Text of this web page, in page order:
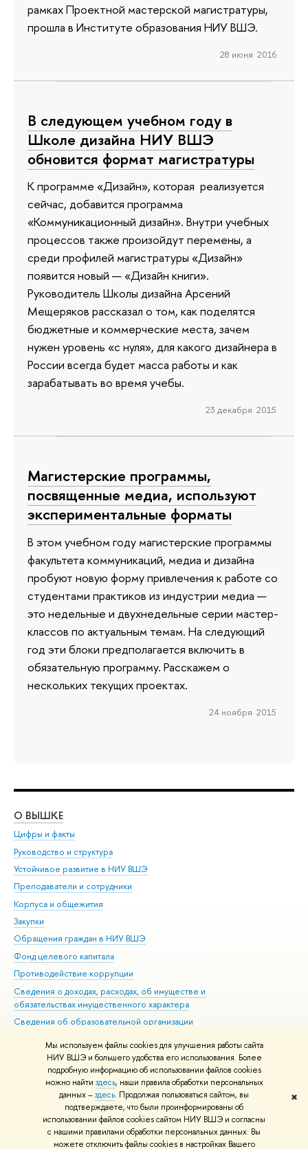
Мы используем файлы cookies для улучшения работы сайта
НИУ ВШЭ и большего удобства его использования. Более
подробную информацию об использовании файлов cookies
можно найти здесь, наши правила обработки персональных
данных –здесь. Продолжая пользоваться сайтом, вы
подтверждаете, что были проинформированы об
использовании файлов cookies сайтом НИУ ВШЭ и согласны
с нашими правилами обработки персональных данных. Вы
можете отключить файлы cookies в настройках Вашего
✖
рамках Проектной мастерской магистратуры,
прошла в Институте образования НИУ ВШЭ.
28 июня 2016
В следующем учебном году в
Школе дизайна НИУ ВШЭ
обновится формат магистратуры
К программе «Дизайн», которая реализуется
сейчас, добавится программа
«Коммуникационный дизайн». Внутри учебных
процессов также произойдут перемены, а
среди профилей магистратуры «Дизайн»
появится новый — «Дизайн книги».
Руководитель Школы дизайна Арсений
Мещеряков рассказал о том, как поделятся
бюджетные и коммерческие места, зачем
нужен уровень «с нуля», для какого дизайнера в
России всегда будет масса работы и как
зарабатывать во время учебы.
23 декабря 2015
Магистерские программы,
посвященные медиа, используют
экспериментальные форматы
В этом учебном году магистерские программы
факультета коммуникаций, медиа и дизайна
пробуют новую форму привлечения к работе со
студентами практиков из индустрии медиа —
это недельные и двухнедельные серии мастер-
классов по актуальным темам. На следующий
год эти блоки предполагается включить в
обязательную программу. Расскажем о
нескольких текущих проектах.
24 ноября 2015
О ВЫШКЕ
Цифры и факты
Руководство и структура
Устойчивое развитие в НИУ ВШЭ
Преподаватели и сотрудники
Корпуса и общежития
Закупки
Обращения граждан в НИУ ВШЭ
Фонд целевого капитала
Противодействие коррупции
Сведения о доходах, расходах, об имуществе и
обязательствах имущественного характера
Сведения об образовательной организации
Людям с ограниченными возможностями здоровья
Единая платежная страница
Работа в Вышке
© НИУ ВШЭ 1993–2026 Адреса и контакты Условия использования
материалов Политика конфиденциальности Карта сайта
Шрифты HSE Sans и HSE Slab разработаны вШколе дизайна НИУ ВШЭ